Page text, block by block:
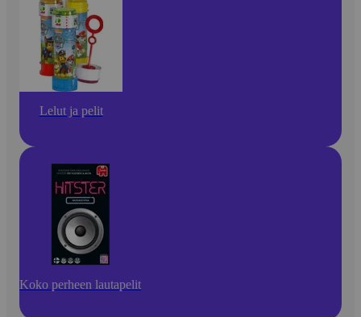
Lelut ja pelit
Koko perheen lautapelit